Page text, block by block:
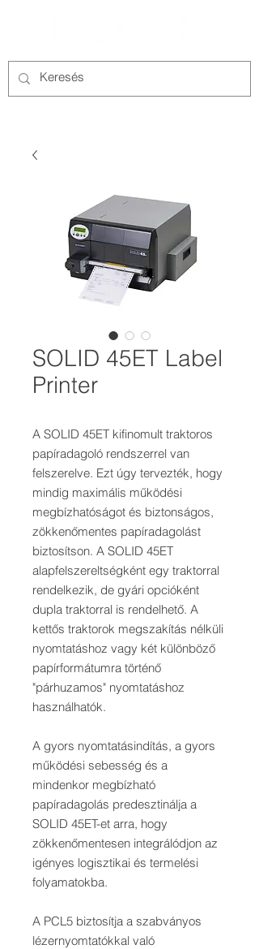
SOLID 45ET Label
Printer
A SOLID 45ET kifinomult traktoros
papíradagoló rendszerrel van
felszerelve. Ezt úgy tervezték, hogy
mindig maximális működési
megbízhatóságot és biztonságos,
zökkenőmentes papíradagolást
biztosítson. A SOLID 45ET
alapfelszereltségként egy traktorral
rendelkezik, de gyári opcióként
dupla traktorral is rendelhető. A
kettős traktorok megszakítás nélküli
nyomtatáshoz vagy két különböző
papírformátumra történő
"párhuzamos" nyomtatáshoz
használhatók.
A gyors nyomtatásindítás, a gyors
működési sebesség és a
mindenkor megbízható
papíradagolás predesztinálja a
SOLID 45ET-et arra, hogy
zökkenőmentesen integrálódjon az
igényes logisztikai és termelési
folyamatokba.
A PCL5 biztosítja a szabványos
lézernyomtatókkal való